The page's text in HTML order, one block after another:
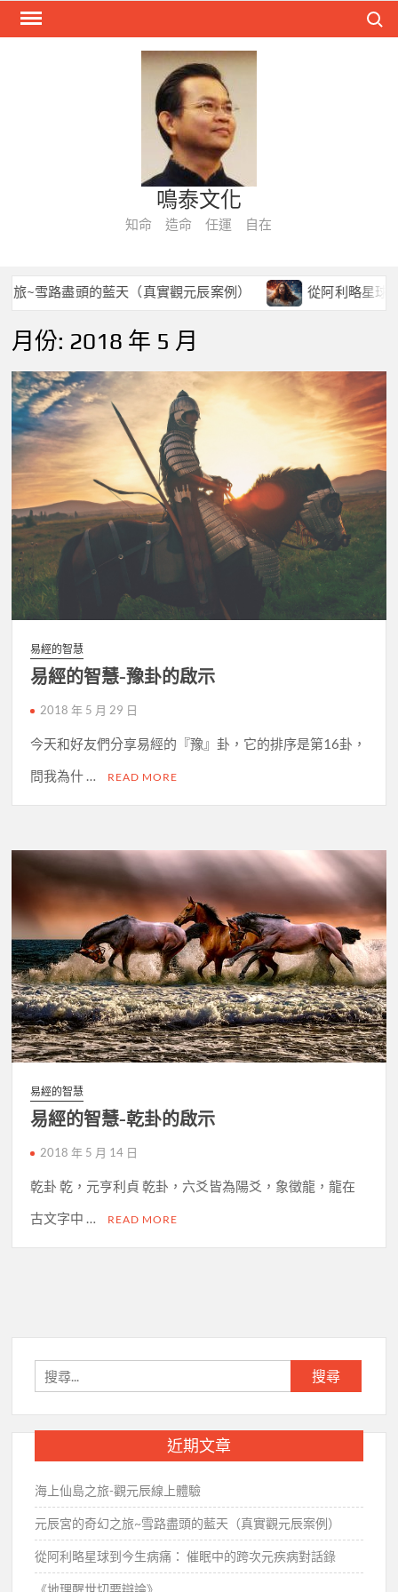
Skip
鳴泰文化
知命 造命 任運 自在
路盡頭的藍天（真實觀元辰案例） 從阿利略星球到今
月份: 2018 年 5 月
易經的智慧
易經的智慧-豫卦的啟示
2018 年 5 月 29 日
今天和好友們分享易經的『豫』卦，它的排序是第16卦，
問我為什 …
READ MORE
易經的智慧
易經的智慧-乾卦的啟示
2018 年 5 月 14 日
乾卦 乾，元亨利貞 乾卦，六爻皆為陽爻，象徵龍，龍在
古文字中 …
READ MORE
尋
關
字:
近期文章
海上仙島之旅-觀元辰線上體驗
元辰宮的奇幻之旅~雪路盡頭的藍天（真實觀元辰案例）
從阿利略星球到今生病痛： 催眠中的跨次元疾病對話錄
《地理醒世切要辯論》